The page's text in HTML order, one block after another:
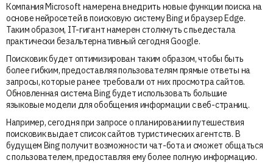
Компания Microsoft намерена внедрить новые функции поиска на
основе нейросетей в поисковую систему Bing и браузер Edge.
Таким образом, IT-гигант намерен столкнуть с пьедестала
практически безальтернативный сегодня Google.
Поисковик будет оптимизирован таким образом, чтобы быть
более гибким, предоставляя пользователям прямые ответы на
запросы, которые ранее требовали от них просмотра сайтов.
Обновленная система Bing будет использовать большие
языковые модели для обобщения информации с веб-страниц.
Например, сегодня при запросе о планировании путешествия
поисковик выдает список сайтов туристических агентств. В
будущем Bing получит возможности чат-бота и сможет общаться
с пользователем, предоставляя ему более полную информацию.